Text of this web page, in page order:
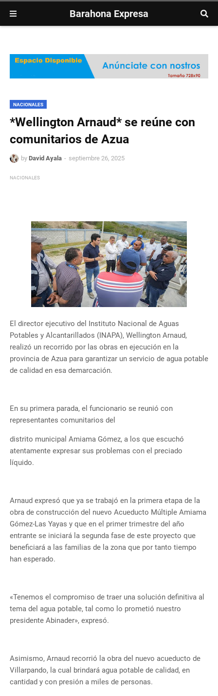
Barahona Expresa
NACIONALES
*Wellington Arnaud* se reúne con
comunitarios de Azua
by David Ayala septiembre 26, 2025
NACIONALES
El director ejecutivo del Instituto Nacional de Aguas
Potables y Alcantarillados (INAPA), Wellington Arnaud,
realizó un recorrido por las obras en ejecución en la
provincia de Azua para garantizar un servicio de agua potable
de calidad en esa demarcación.
En su primera parada, el funcionario se reunió con
representantes comunitarios del
distrito municipal Amiama Gómez, a los que escuchó
atentamente expresar sus problemas con el preciado
líquido.
Arnaud expresó que ya se trabajó en la primera etapa de la
obra de construcción del nuevo Acueducto Múltiple Amiama
Gómez-Las Yayas y que en el primer trimestre del año
entrante se iniciará la segunda fase de este proyecto que
beneficiará a las familias de la zona que por tanto tiempo
han esperado.
«Tenemos el compromiso de traer una solución definitiva al
tema del agua potable, tal como lo prometió nuestro
presidente Abinader», expresó.
Asimismo, Arnaud recorrió la obra del nuevo acueducto de
Villarpando, la cual brindará agua potable de calidad, en
cantidad y con presión a miles de personas.